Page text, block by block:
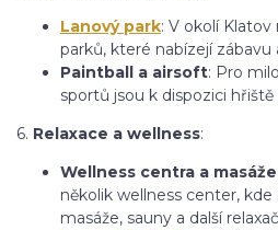
Lanový park: V okolí
parků, které nabízejí zábavu
Paintball a airsoft: Pro
sportů jsou k dispozici
6. Relaxace a wellness:
Wellness centra a masáže
několik wellness center,
masáže, sauny a další